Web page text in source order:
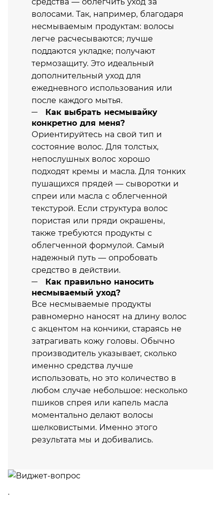
волосами. Так, например, благодаря
несмываемым продуктам: волосы
легче расчесываются; лучше
поддаются укладке; получают
термозащиту. Это идеальный
дополнительный уход для
ежедневного использования или
после каждого мытья.
Как выбрать несмывайку
конкретно для меня?
Ориентируйтесь на свой тип и
состояние волос. Для толстых,
непослушных волос хорошо
подходят кремы и масла. Для тонких
пушащихся прядей — сыворотки и
спреи или масла с облегченной
текстурой. Если структура волос
пористая или пряди окрашены,
также требуются продукты с
облегченной формулой. Самый
надежный путь — опробовать
средство в действии.
Как правильно наносить
несмываемый уход?
Все несмываемые продукты
равномерно наносят на длину волос
с акцентом на кончики, стараясь не
затрагивать кожу головы. Обычно
производитель указывает, сколько
именно средства лучше
использовать, но это количество в
любом случае небольшое: несколько
пшиков спрея или капель масла
моментально делают волосы
шелковистыми. Именно этого
результата мы и добивались.
.